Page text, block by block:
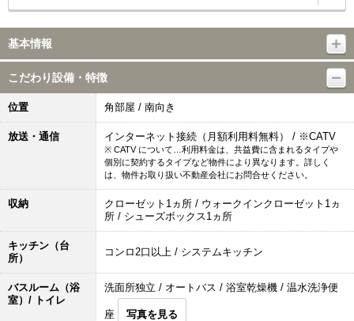
基本情報
こだわり設備・特徴
位置 角部屋 / 南向き
放送・通信 インターネット接続（月額利用料無料） / ※CATV
※ CATV について…利用料金は、共益費に含まれるタイプや
個別に契約するタイプなど物件により異なります。詳しく
は、物件お取り扱い不動産会社にお問合せください。
収納
クローゼット1ヵ所 / ウォークインクローゼット1ヵ
所 / シューズボックス1ヵ所
キッチン（台
所）
コンロ2口以上 / システムキッチン
バスルーム（浴
室）/ トイレ
洗面所独立 / オートバス / 浴室乾燥機 / 温水洗浄便
座 写真を見る